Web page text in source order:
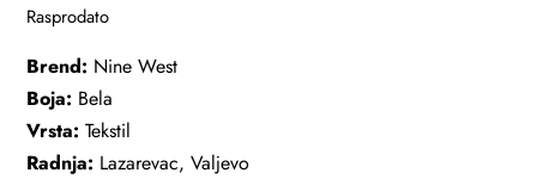
Rasprodato
Brend: Nine West
Boja: Bela
Vrsta: Tekstil
Radnja: Lazarevac, Valjevo